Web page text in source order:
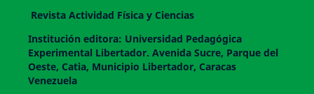
Revista Actividad Física y Ciencias
Institución editora: Universidad Pedagógica
Experimental Libertador. Avenida Sucre, Parque del
Oeste, Catia, Municipio Libertador, Caracas
Venezuela